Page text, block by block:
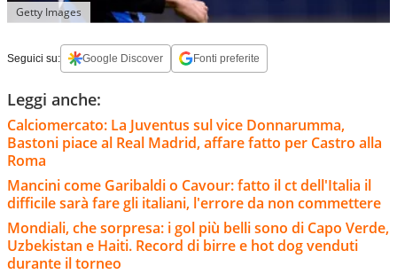
Getty Images
Seguici su: Google Discover Fonti preferite
Leggi anche:
Calciomercato: La Juventus sul vice Donnarumma,
Bastoni piace al Real Madrid, affare fatto per Castro alla
Roma
Mancini come Garibaldi o Cavour: fatto il ct dell'Italia il
difficile sarà fare gli italiani, l'errore da non commettere
Mondiali, che sorpresa: i gol più belli sono di Capo Verde,
Uzbekistan e Haiti. Record di birre e hot dog venduti
durante il torneo